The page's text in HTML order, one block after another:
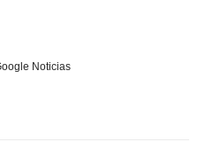
Noticias